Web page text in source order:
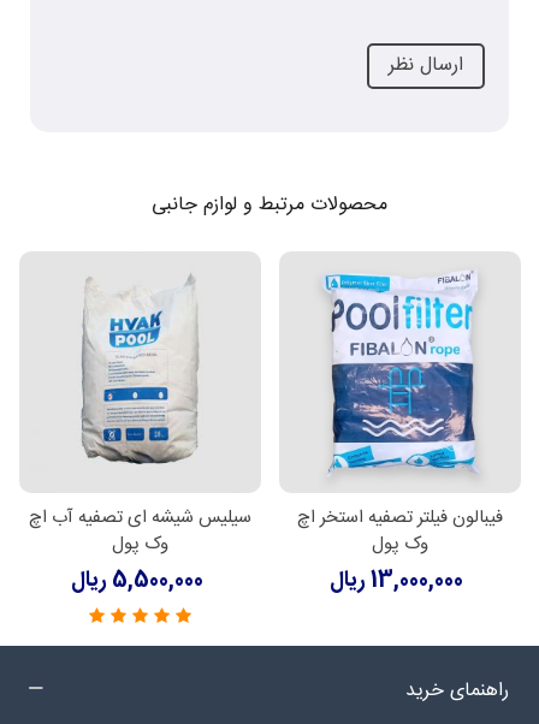
محصولات مرتبط و لوازم جانبی
فیبالون فیلتر تصفیه استخر اچ
وک پول
13,000,000 ریال
سیلیس شیشه ای تصفیه آب اچ
وک پول
5,500,000 ریال
راهنمای خرید